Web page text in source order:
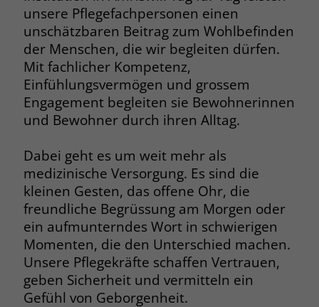
unsere Pflegefachpersonen einen
unschätzbaren Beitrag zum Wohlbefinden
der Menschen, die wir begleiten dürfen.
Mit fachlicher Kompetenz,
Einfühlungsvermögen und grossem
Engagement begleiten sie Bewohnerinnen
und Bewohner durch ihren Alltag.
Dabei geht es um weit mehr als
medizinische Versorgung. Es sind die
kleinen Gesten, das offene Ohr, die
freundliche Begrüssung am Morgen oder
ein aufmunterndes Wort in schwierigen
Momenten, die den Unterschied machen.
Unsere Pflegekräfte schaffen Vertrauen,
geben Sicherheit und vermitteln ein
Gefühl von Geborgenheit.
Name PHPSESSID
Anbieter stiftung-liebenau.ch
Laufzeit Session
Behält die Zustände des Benutzers bei
Name cookie_optin
Anbieter www.stiftung-liebenau.ch
Laufzeit 1 Monat
Zweck
Behält die Zustimmung des Benutzers
zum Cookie Opt-In